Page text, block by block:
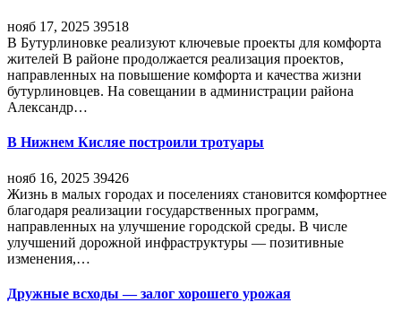
нояб 17, 2025 39518
В Бутурлиновке реализуют ключевые проекты для комфорта
жителей В районе продолжается реализация проектов,
направленных на повышение комфорта и качества жизни
бутурлиновцев. На совещании в администрации района
Александр…
В Нижнем Кисляе построили тротуары
нояб 16, 2025 39426
Жизнь в малых городах и поселениях становится комфортнее
благодаря реализации государственных программ,
направленных на улучшение городской среды. В числе
улучшений дорожной инфраструктуры — позитивные
изменения,…
Дружные всходы — залог хорошего урожая